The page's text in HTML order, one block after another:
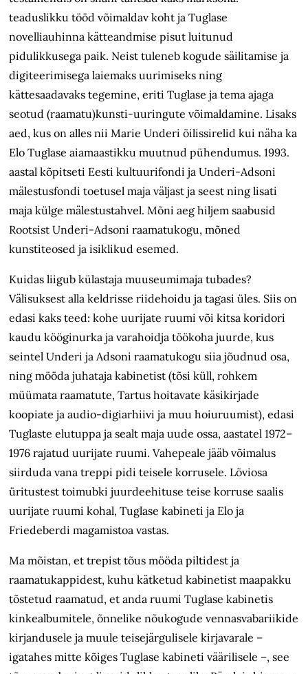
teaduslikku tööd võimaldav koht ja Tuglase
novelliauhinna kätteandmise pisut luitunud
pidulikkusega paik. Neist tuleneb kogude säilitamise ja
digiteerimisega laiemaks uurimiseks ning
kättesaadavaks tegemine, eriti Tuglase ja tema ajaga
seotud (raamatu)kunsti-uuringute võimaldamine. Lisaks
aed, kus on alles nii Marie Underi õilissirelid kui näha ka
Elo Tuglase aiamaastikku muutnud pühendumus. 1993.
aastal kõpitseti Eesti kultuurifondi ja Underi-Adsoni
mälestusfondi toetusel maja väljast ja seest ning lisati
maja külge mälestustahvel. Mõni aeg hiljem saabusid
Rootsist Underi-Adsoni raamatukogu, mõned
kunstiteosed ja isiklikud esemed.
Kuidas liigub külastaja muuseumimaja tubades?
Välisuksest alla keldrisse riidehoidu ja tagasi üles. Siis on
edasi kaks teed: kohe uurijate ruumi või kitsa koridori
kaudu kööginurka ja varahoidja töökoha juurde, kus
seintel Underi ja Adsoni raamatukogu siia jõudnud osa,
ning mööda juhataja kabinetist (tõsi küll, rohkem
müümata raamatute, Tartus hoitavate käsikirjade
koopiate ja audio-digiarhiivi ja muu hoiuruumist), edasi
Tuglaste elutuppa ja sealt maja uude ossa, aastatel 1972–
1976 rajatud uurijate ruumi. Vahepeale jääb võimalus
siirduda vana treppi pidi teisele korrusele. Lõviosa
üritustest toimubki juurdeehituse teise korruse saalis
uurijate ruumi kohal, Tuglase kabineti ja Elo ja
Friedeberdi magamistoa vastas.
Ma mõistan, et trepist tõus mööda piltidest ja
raamatukappidest, kuhu kätketud kabinetist maapakku
tõstetud raamatud, et anda ruumi Tuglase kabinetis
kinkealbumitele, õnnelike nõukogude vennasvabariikide
kirjandusele ja muule teisejärgulisele kirjavarale –
igatahes mitte kõiges Tuglase kabineti väärilisele –, see